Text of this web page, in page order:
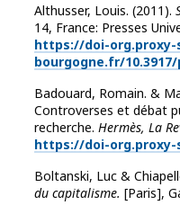
Althusser, Louis. (2011).
14, France: Presses
https://doi-org.proxy-
bourgogne.fr/
Badouard, Romain. &
Controverses et débat
recherche. Hermès, La
https://doi-
Boltanski, Luc &
du capitalisme. [Paris],